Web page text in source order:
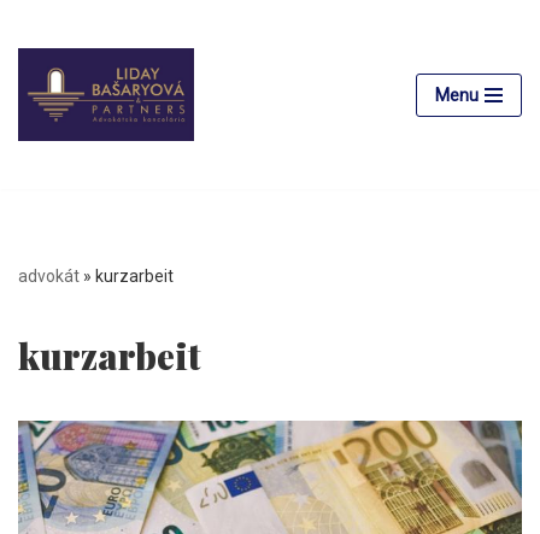
Preskočiť
na
obsah
Menu
advokát » kurzarbeit
kurzarbeit